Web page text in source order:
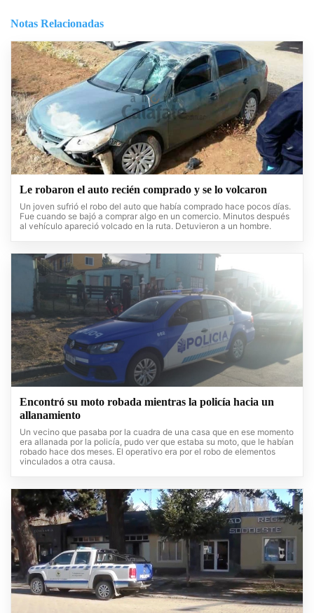
Notas Relacionadas
Le robaron el auto recién comprado y se lo volcaron
Un joven sufrió el robo del auto que había comprado hace pocos días.
Fue cuando se bajó a comprar algo en un comercio. Minutos después
al vehículo apareció volcado en la ruta. Detuvieron a un hombre.
Encontró su moto robada mientras la policía hacia un
allanamiento
Un vecino que pasaba por la cuadra de una casa que en ese momento
era allanada por la policía, pudo ver que estaba su moto, que le habían
robado hace dos meses. El operativo era por el robo de elementos
vinculados a otra causa.